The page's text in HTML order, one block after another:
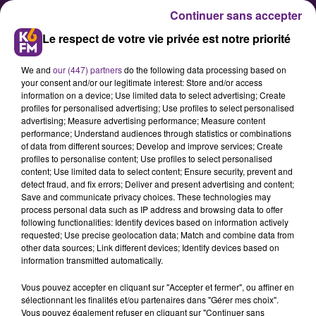
Retour sur l’extension de l’unité
de soins intensifs neuro-
vasculaires du CHU
La direction du CHU de Dijon a
inauguré la semaine dernière
l’extension de l’unité de soins
nouvel hôpital de jour de
Le respect de votre vie privée est notre priorité
We and our (447) partnersdo the following data processing based on
your consent and/or our legitimate interest: Store and/or access
information on a device; Use limited data to select advertising; Create
profiles for personalised advertising; Use profiles to select personalised
advertising; Measure advertising performance; Measure content
performance; Understand audiences through statistics or combinations
of data from different sources; Develop and improve services; Create
profiles to personalise content; Use profiles to select personalised
content; Use limited data to select content; Ensure security, prevent and
detect fraud, and fix errors; Deliver and present advertising and content;
Save and communicate privacy choices. These technologies may
process personal data such as IP address and browsing data to offer
following functionalities: Identify devices based on information actively
requested; Use precise geolocation data; Match and combine data from
other data sources; Link different devices; Identify devices based on
information transmitted automatically.
Vous pouvez accepter en cliquant sur "Accepter et fermer", ou affiner en
sélectionnant les finalités et/ou partenaires dans "Gérer mes choix".
Vous pouvez également refuser en cliquant sur "Continuer sans
Continuer sans accepter